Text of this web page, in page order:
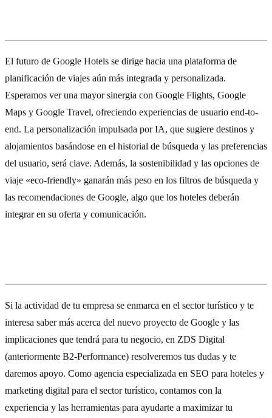
El futuro de Google Hotels se dirige hacia una plataforma de
planificación de viajes aún más integrada y personalizada.
Esperamos ver una mayor sinergia con Google Flights, Google
Maps y Google Travel, ofreciendo experiencias de usuario end-to-
end. La personalización impulsada por IA, que sugiere destinos y
alojamientos basándose en el historial de búsqueda y las preferencias
del usuario, será clave. Además, la sostenibilidad y las opciones de
viaje «eco-friendly» ganarán más peso en los filtros de búsqueda y
las recomendaciones de Google, algo que los hoteles deberán
integrar en su oferta y comunicación.
Si la actividad de tu empresa se enmarca en el sector turístico y te
interesa saber más acerca del nuevo proyecto de Google y las
implicaciones que tendrá para tu negocio, en ZDS Digital
(anteriormente B2-Performance) resolveremos tus dudas y te
daremos apoyo. Como agencia especializada en SEO para hoteles y
marketing digital para el sector turístico, contamos con la
experiencia y las herramientas para ayudarte a maximizar tu